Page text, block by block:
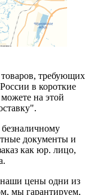
требующих
в короткие
на этой
документы и
как юр. лицо,
наши цены одни из
мы гарантируем,